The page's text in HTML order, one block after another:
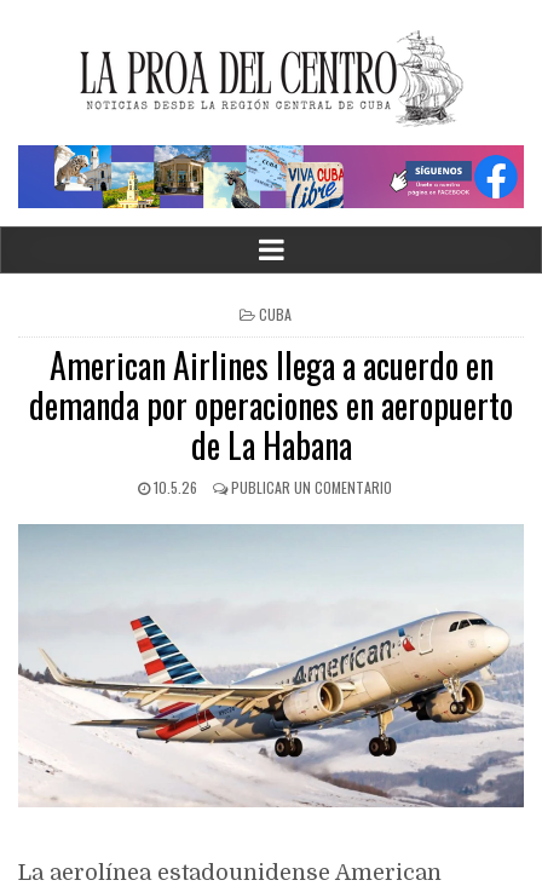
CUBA
American Airlines llega a acuerdo en
demanda por operaciones en aeropuerto
de La Habana
10.5.26 PUBLICAR UN COMENTARIO
La aerolínea estadounidense American